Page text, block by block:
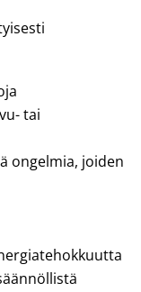
tai
ongelmia, joiden